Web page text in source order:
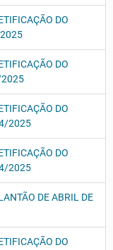
DO
DO
2025
DO
2025
DO
2025
DE ABRIL DE
DO